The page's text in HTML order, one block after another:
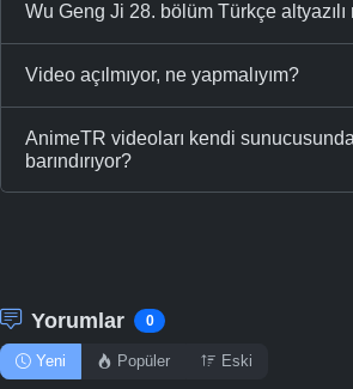
Wu Geng Ji 28. bölüm Türkçe altyazılı
Video açılmıyor, ne yapmalıyım?
AnimeTR videoları kendi sunucusunda
barındırıyor?
Yorumlar 0
Yeni Popüler Eski